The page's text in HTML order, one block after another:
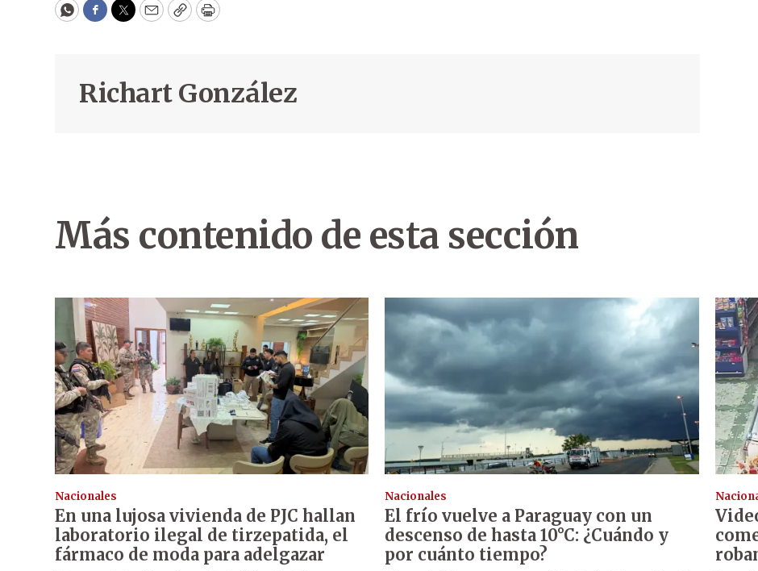
WhatsApp
Facebook
Twitter
EmailCopyPrint
Richart González
Más contenido de esta sección
Nacionales
En una lujosa vivienda de PJC hallan
laboratorio ilegal de tirzepatida, el
fármaco de moda para adelgazar
Nacionales
El frío vuelve a Paraguay con un
descenso de hasta 10°C: ¿Cuándo y
por cuánto tiempo?